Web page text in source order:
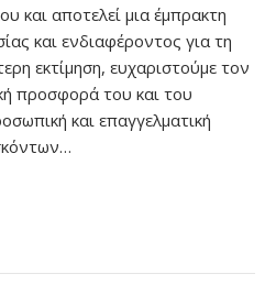
και αποτελεί μια έμπρακτη
και ενδιαφέροντος για τη
εκτίμηση, ευχαριστούμε τον
προσφορά του και του
και επαγγελματική